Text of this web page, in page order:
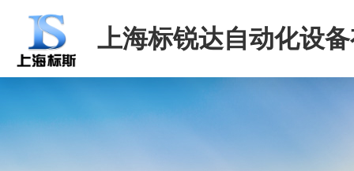
上海标锐达自动化设
司